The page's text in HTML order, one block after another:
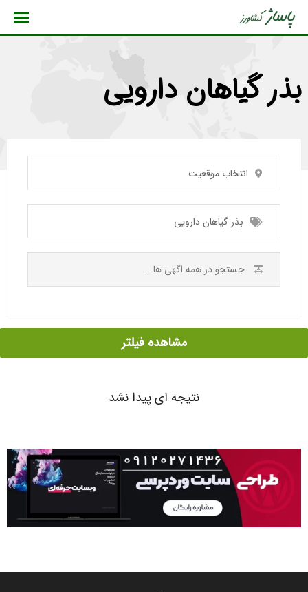
بذر گیاهان دارویی
انتخاب موقعیت
بذر گیاهان دارویی
مشاهده فیلتر
نتیجه ای پیدا نشد